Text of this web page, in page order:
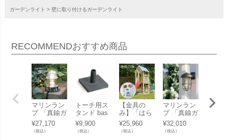
ガーデンライト 壁に取り付けるガーデンライト
RECOMMENDおすすめ商品
マリンラン
プ 「真鍮ガ
ーデンライ
ト BH1000
クリアガラ
¥27,170
（税込）
トーチ用ス
タンド bas
e 「blomus
ブロムス B
ASO 65046
¥9,900
（税込）
【金具の
み】「はら
っぱBASE
用金具（木
材無し）※
¥25,960
（税込）
マリンラン
プ 「真鍮ガ
ーデンライ
ト BR5000
クリアガラ
¥32,010
（税込）
ドア